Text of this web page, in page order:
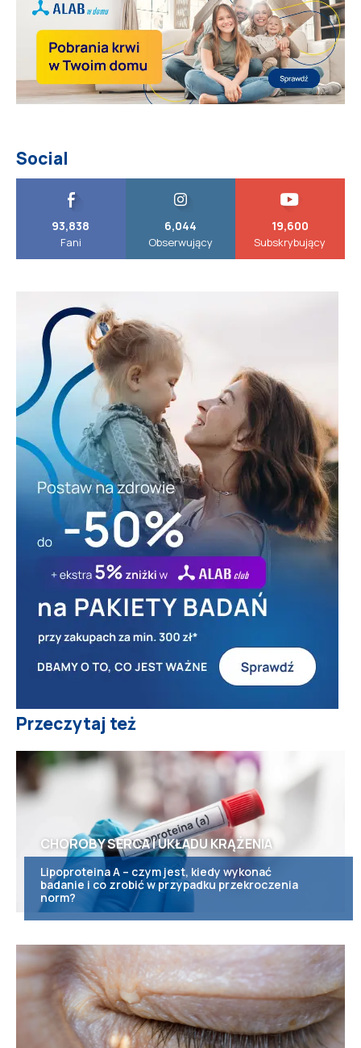
Social
93,838
Fani
6,044
Obserwujący
19,600
Subskrybujący
Przeczytaj też
CHOROBY SERCA I UKŁADU KRĄŻENIA
Lipoproteina A – czym jest, kiedy wykonać
badanie i co zrobić w przypadku przekroczenia
norm?